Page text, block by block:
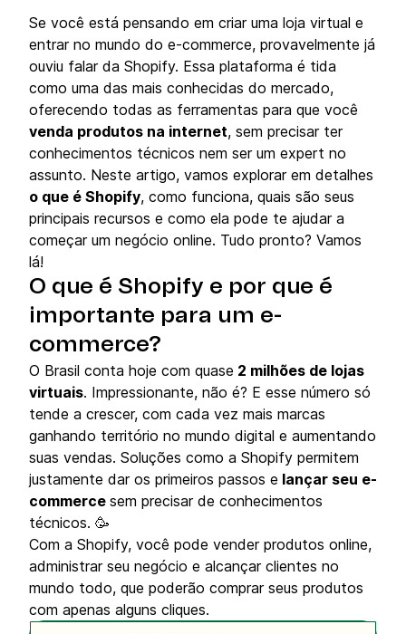
Se você está pensando em criar uma loja virtual e
entrar no mundo do e-commerce, provavelmente já
ouviu falar da Shopify. Essa plataforma é tida
como uma das mais conhecidas do mercado,
oferecendo todas as ferramentas para que você
venda produtos na internet, sem precisar ter
conhecimentos técnicos nem ser um expert no
assunto. Neste artigo, vamos explorar em detalhes
o que é Shopify, como funciona, quais são seus
principais recursos e como ela pode te ajudar a
começar um negócio online. Tudo pronto? Vamos
lá!
O que é Shopify e por que é
importante para um e-
commerce?
O Brasil conta hoje com quase 2 milhões de lojas
virtuais. Impressionante, não é? E esse número só
tende a crescer, com cada vez mais marcas
ganhando território no mundo digital e aumentando
suas vendas. Soluções como a Shopify permitem
justamente dar os primeiros passos e lançar seu e-
commerce sem precisar de conhecimentos
técnicos. 🥳
Com a Shopify, você pode vender produtos online,
administrar seu negócio e alcançar clientes no
mundo todo, que poderão comprar seus produtos
com apenas alguns cliques.